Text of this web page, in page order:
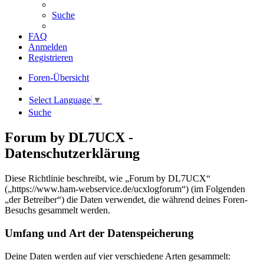
Suche
FAQ
Anmelden
Registrieren
Foren-Übersicht
Select Language ▼
Suche
Forum by DL7UCX -
Datenschutzerklärung
Diese Richtlinie beschreibt, wie „Forum by DL7UCX“
(„https://www.ham-webservice.de/ucxlogforum“) (im Folgenden
„der Betreiber“) die Daten verwendet, die während deines Foren-
Besuchs gesammelt werden.
Umfang und Art der Datenspeicherung
Deine Daten werden auf vier verschiedene Arten gesammelt: